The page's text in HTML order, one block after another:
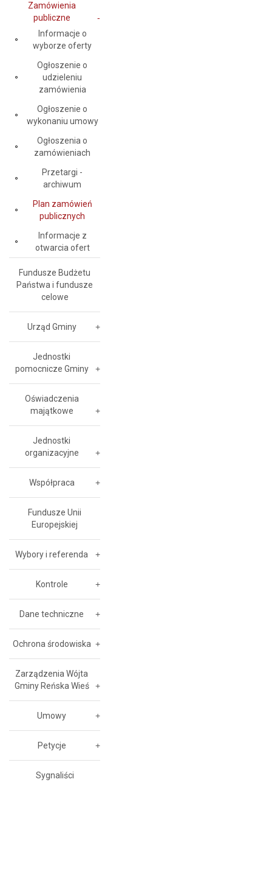
Zamówienia
publiczne
Informacje o
wyborze oferty
Ogłoszenie o
udzieleniu
zamówienia
Ogłoszenie o
wykonaniu umowy
Ogłoszenia o
zamówieniach
Przetargi -
archiwum
Plan zamówień
publicznych
Informacje z
otwarcia ofert
Fundusze Budżetu
Państwa i fundusze
celowe
Urząd Gminy
Jednostki
pomocnicze Gminy
Oświadczenia
majątkowe
Jednostki
organizacyjne
Współpraca
Fundusze Unii
Europejskiej
Wybory i referenda
Kontrole
Dane techniczne
Ochrona środowiska
Zarządzenia Wójta
Gminy Reńska Wieś
Umowy
Petycje
Sygnaliści